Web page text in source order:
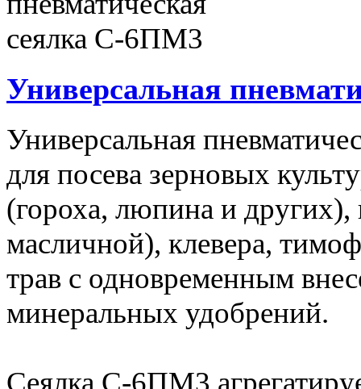
Универсальная
Универсальная
для посева зерновых
(гороха, люпина и других),
масличной), клевера,
трав с одновременным
минеральных удобрений.
Сеялка С-6ПМ3